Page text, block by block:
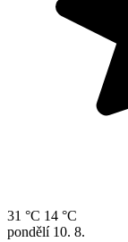
31 °C 14 °C
pondělí 10. 8.